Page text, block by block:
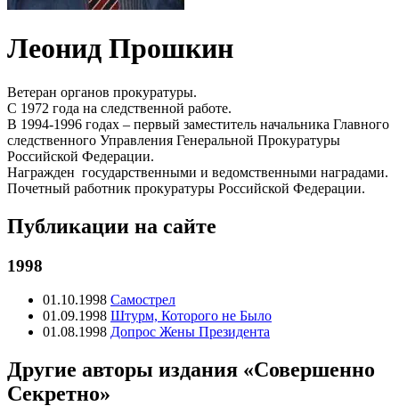
Леонид Прошкин
Ветеран органов прокуратуры.
С 1972 года на следственной работе.
В 1994-1996 годах – первый заместитель начальника Главного
следственного Управления Генеральной Прокуратуры
Российской Федерации.
Награжден государственными и ведомственными наградами.
Почетный работник прокуратуры Российской Федерации.
Публикации на сайте
1998
01.10.1998 Самострел
01.09.1998 Штурм, Которого не Было
01.08.1998 Допрос Жены Президента
Другие авторы издания «Совершенно
Секретно»